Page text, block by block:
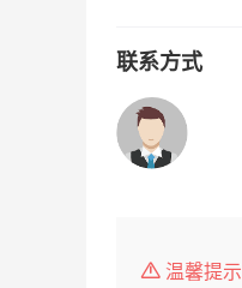
联系方式
温馨提示